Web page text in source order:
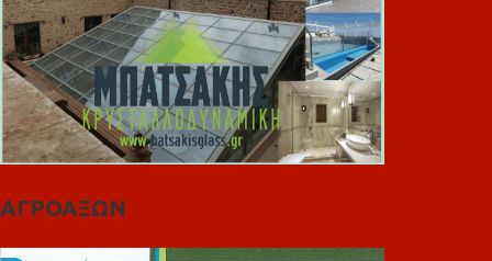
ΑΓΡΟΑΞΩΝ